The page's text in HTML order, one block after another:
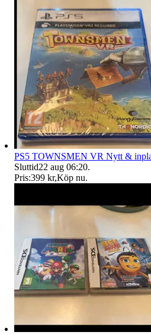
PS5 TOWNSMEN VR Nytt &
Sluttid22 aug 06:20.
Pris:399 kr,Köp nu.